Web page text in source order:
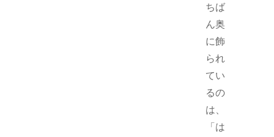
ちば
ん奥
に飾
られ
てい
るの
は、
「は